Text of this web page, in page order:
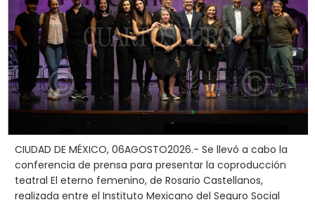
CIUDAD DE MÉXICO, 06AGOSTO2026.- Se llevó a cabo la
conferencia de prensa para presentar la coproducción
teatral El eterno femenino, de Rosario Castellanos,
realizada entre el Instituto Mexicano del Seguro Social